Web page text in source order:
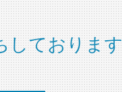
しております